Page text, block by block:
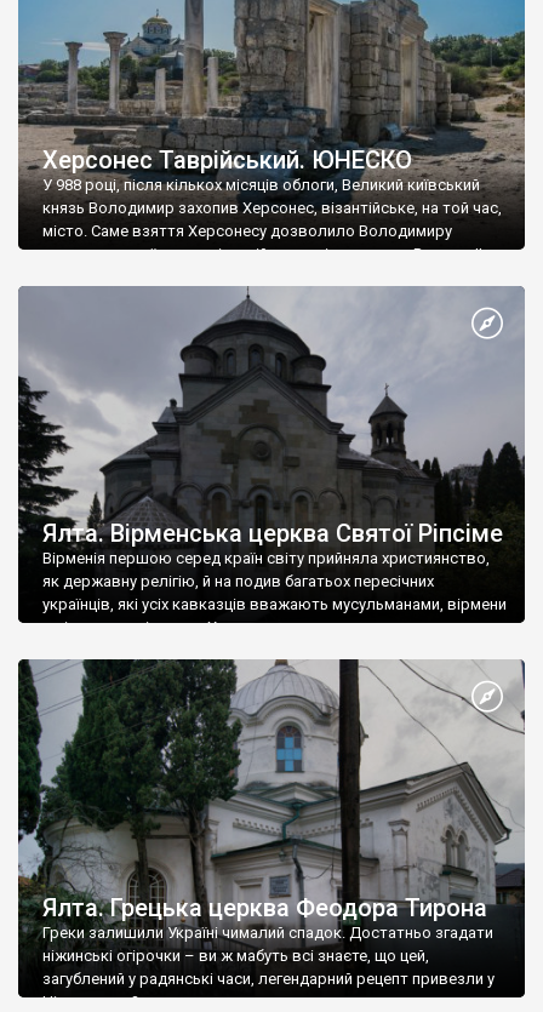
Херсонес Таврійський. ЮНЕСКО
У 988 році, після кількох місяців облоги, Великий київський
князь Володимир захопив Херсонес, візантійське, на той час,
місто. Саме взяття Херсонесу дозволило Володимиру
диктувати свої умови візантійському імператору Василю ІІ, та
Херсонесі Володимир-язичник, став Василем-християнином.
А потім було Хрещення Русі. На честь Херсонесу Таврійського
Ялта. Вірменська церква Святої Ріпсіме
Вірменія першою серед країн світу прийняла християнство,
як державну релігію, й на подив багатьох пересічних
українців, які усіх кавказців вважають мусульманами, вірмени
є відданими вірянами Христа
Ялта. Грецька церква Феодора Тирона
Греки залишили Україні чималий спадок. Достатньо згадати
ніжинські огірочки – ви ж мабуть всі знаєте, що цей,
загублений у радянські часи, легендарний рецепт привезли у
Ніжин греки?